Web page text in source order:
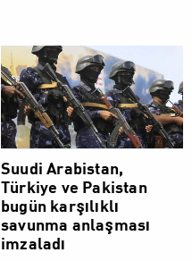
Suudi Arabistan,
Türkiye ve Pakistan
bugün karşılıklı
savunma anlaşması
imzaladı